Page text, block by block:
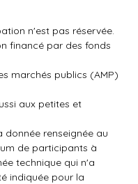
n'est pas réservée.
financé par des fonds
marchés publics (AMP)
aux petites et
donnée renseignée au
de participants à
technique qui n'a
indiquée pour la